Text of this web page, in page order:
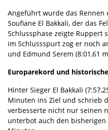
Angeführt wurde das Rennen
Soufiane El Bakkali, der das
Schlussphase zeigte Ruppert
im Schlussspurt zog er noch
und Edmund Serem (8:01,61
Europarekord und
Hinter Sieger El Bakkali
Minuten ins Ziel und schrieb
verbesserte nicht nur seinen
unterbot auch den bisherigen